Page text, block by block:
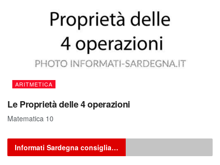
ARITMETICA
Le Proprietà delle 4 operazioni
Matematica 10
Informati Sardegna consiglia…